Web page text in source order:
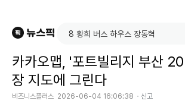
카카오맵, '포트빌리지 부산
장 지도에 그린다
비즈니스플러스 2026-06-04 16:06:38 신고